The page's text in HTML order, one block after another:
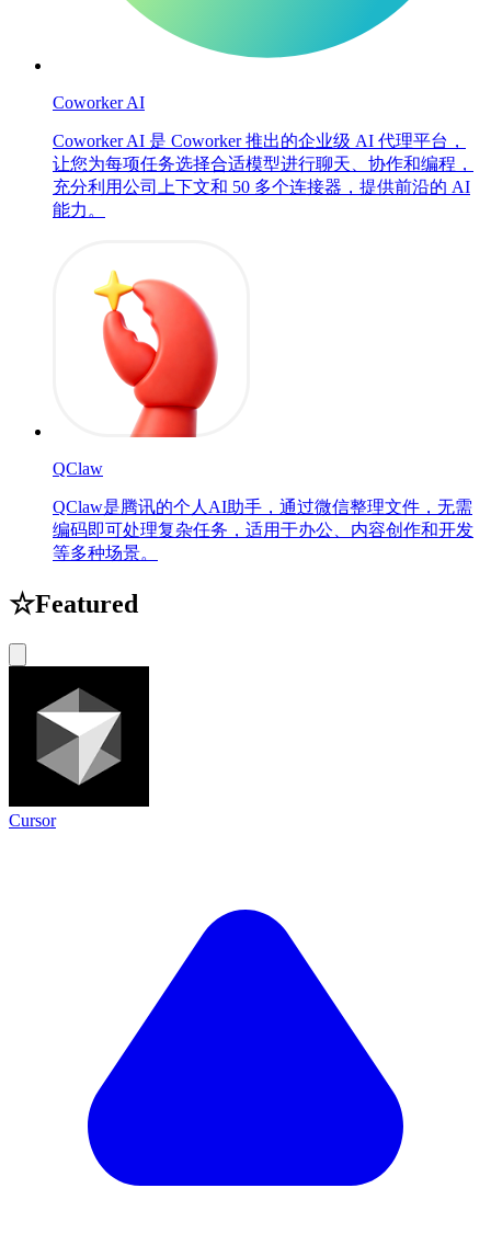
Coworker AI
Coworker AI 是 Coworker 推出的企业级 AI 代理平台，
让您为每项任务选择合适模型进行聊天、协作和编程，
充分利用公司上下文和 50 多个连接器，提供前沿的 AI
能力。
QClaw
QClaw是腾讯的个人AI助手，通过微信整理文件，无需
编码即可处理复杂任务，适用于办公、内容创作和开发
等多种场景。
☆Featured
Cursor